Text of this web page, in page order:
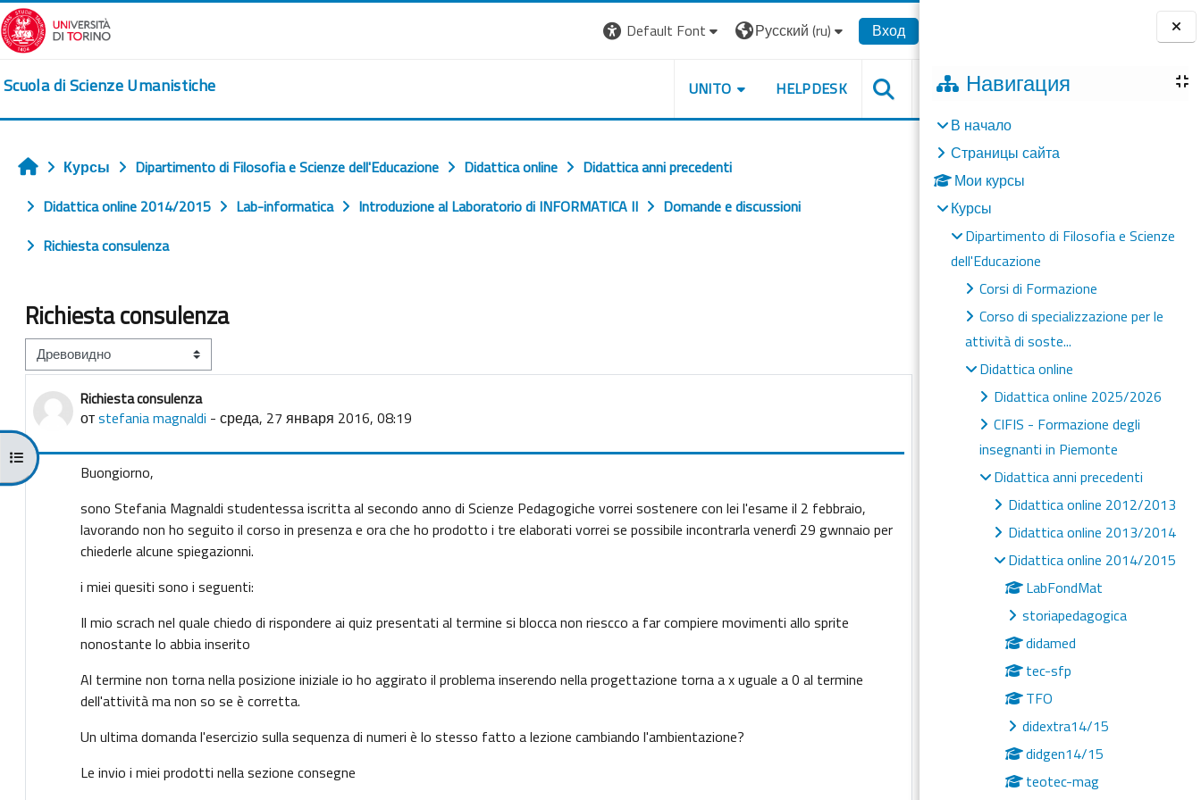
Перейти к основному содержанию
Блоки
Навигация
В начало
Страницы сайта
Мои курсы
Курсы
Dipartimento di Filosofia e Scienze
dell'Educazione
Corsi di Formazione
Corso di specializzazione per le
attività di soste...
Didattica online
Didattica online 2025/2026
CIFIS - Formazione degli
insegnanti in Piemonte
Didattica anni precedenti
Didattica online 2012/2013
Didattica online 2013/2014
Didattica online 2014/2015
LabFondMat
storiapedagogica
didamed
tec-sfp
TFO
didextra14/15
didgen14/15
teotec-mag
Default Font Русский ‎(ru)‎ Вход
Scuola di Scienze Umanistiche UNITO HELPDESK
Открыть оглавление курса
Главная
Курсы Dipartimento di Filosofia e Scienze dell'Educazione Didattica online
Didattica anni precedenti
Didattica online 2014/2015
Lab-informatica Introduzione al Laboratorio di INFORMATICA II
Domande e discussioni
Richiesta consulenza
Richiesta consulenza
Режим отображения
Richiesta consulenza
отstefania magnaldi - среда, 27 января 2016, 08:19
Количество ответов: 1
Buongiorno,
sono Stefania Magnaldi studentessa iscritta al secondo anno di Scienze Pedagogiche vorrei sostenere con lei l'esame il 2 febbraio,
lavorando non ho seguito il corso in presenza e ora che ho prodotto i tre elaborati vorrei se possibile incontrarla venerdì 29 gwnnaio per
chiederle alcune spiegazionni.
i miei quesiti sono i seguenti:
Il mio scrach nel quale chiedo di rispondere ai quiz presentati al termine si blocca non riescco a far compiere movimenti allo sprite
nonostante lo abbia inserito
Al termine non torna nella posizione iniziale io ho aggirato il problema inserendo nella progettazione torna a x uguale a 0 al termine
dell'attività ma non so se è corretta.
Un ultima domanda l'esercizio sulla sequenza di numeri è lo stesso fatto a lezione cambiando l'ambientazione?
Le invio i miei prodotti nella sezione consegne